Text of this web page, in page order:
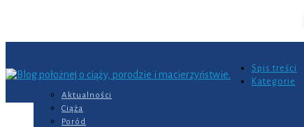
Spis treści
Kategorie
Aktualności
Ciąża
Poród